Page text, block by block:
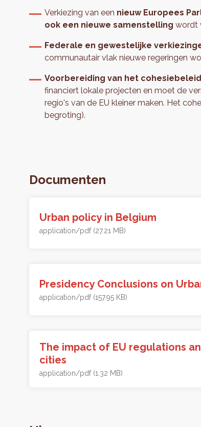
Verkiezing van een nieuw Europees
ook een nieuwe samenstelling wordt
Federale en gewestelijke
communautair vlak nieuwe regeringen
Voorbereiding van het cohesiebeleid
financiert lokale projecten en moet de
regio's van de EU kleiner maken. Het
begroting).
Documenten
Urban policy in Belgium
application/pdf (27.21 MB)
Presidency Conclusions on
application/pdf (157.95 KB)
The impact of EU regulations
cities
application/pdf (1.32 MB)